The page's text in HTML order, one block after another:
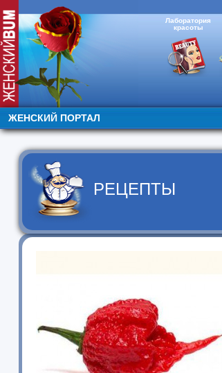
Лаборатория
красоты
ЖЕНСКИЙ ПОРТАЛ
РЕЦЕПТЫ